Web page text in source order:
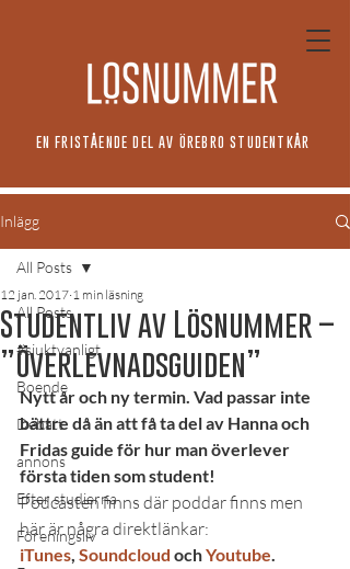
EN FRISTÅENDE DEL AV ÖREBRO STUDENTKÅR
Inlägg
All Posts
#sjuktvanligt
Boende
Debatt
annons
Efter studierna
Föreningsliv
All Posts
Studentliv av Lösnummer –
”Överlevnadsguiden”
12 jan. 2017 1 min läsning
Nytt år och ny termin. Vad passar inte
bättre då än att få ta del av Hanna och
Fridas guide för hur man överlever
första tiden som student!
Podcasten finns där poddar finns men
här är några direktlänkar:
iTunes, Soundcloud och Youtube.